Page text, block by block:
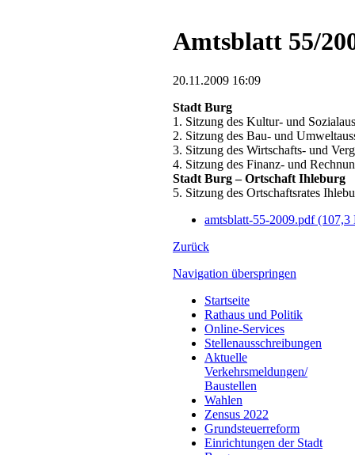
Amtsblatt 55/
20.11.2009 16:09
Stadt Burg
1. Sitzung des Kultur- und
2. Sitzung des Bau- und
3. Sitzung des Wirtschafts- und
4. Sitzung des Finanz- und
Stadt Burg – Ortschaft Ihleburg
5. Sitzung des Ortschaftsrates
amtsblatt-55-2009.pdf(107,3
Zurück
Navigation überspringen
Startseite
Rathaus und Politik
Online-Services
Stellenausschreibungen
Aktuelle
Verkehrsmeldungen/
Baustellen
Wahlen
Zensus 2022
Grundsteuerreform
Einrichtungen der Stadt